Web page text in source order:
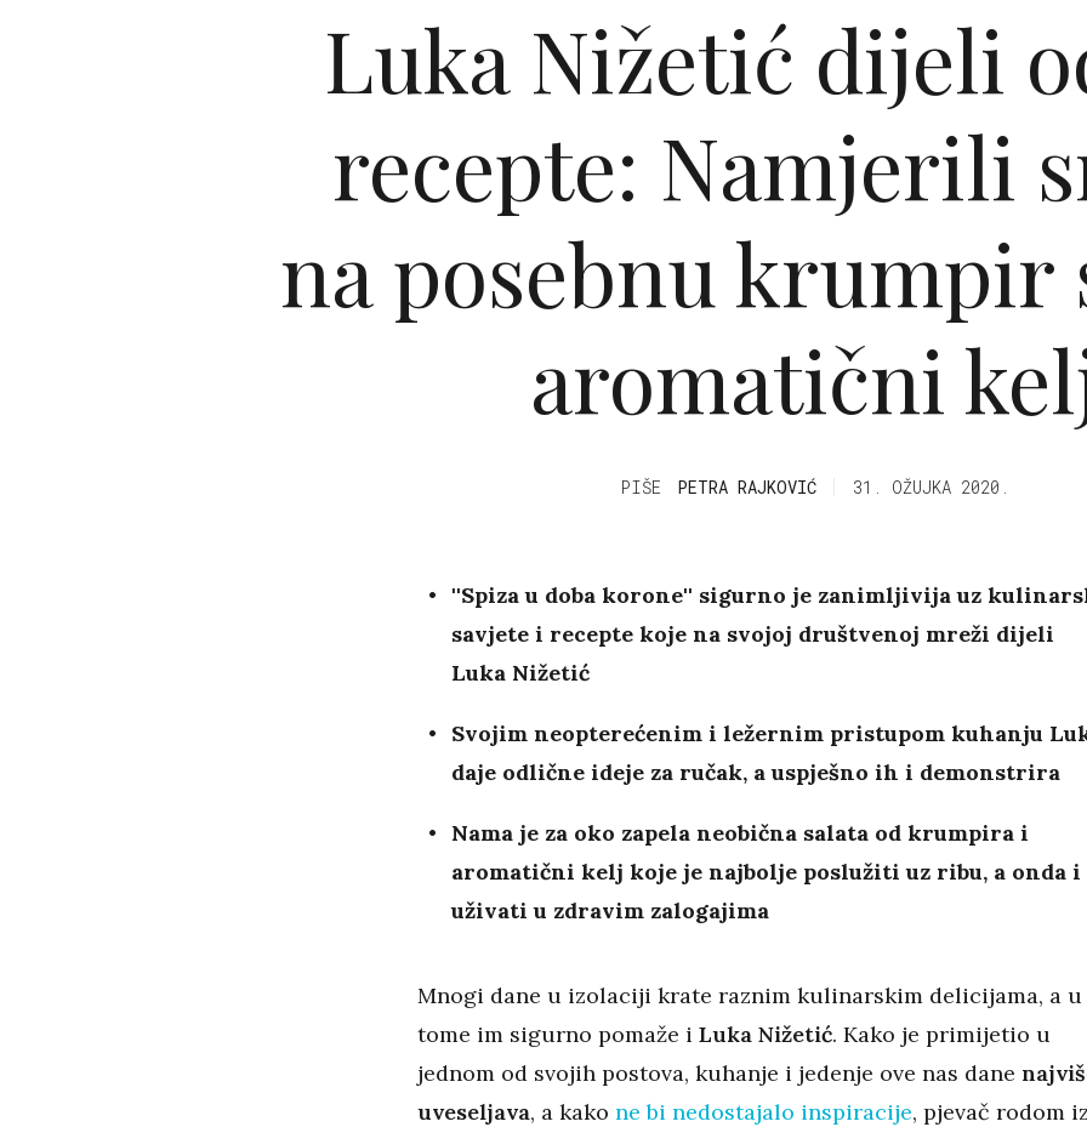
Luka Nižetić dijeli
recepte: Namjerili
na posebnu krumpir
aromatični
PIŠE PETRA RAJKOVIĆ 31. OŽUJKA 2020.
''Spiza u doba korone'' sigurno je zanimljivija uz
savjete i recepte koje na svojoj društvenoj mreži dijeli
Luka Nižetić
Svojim neopterećenim i ležernim pristupom kuhanju
daje odlične ideje za ručak, a uspješno ih i demonstrira
Nama je za oko zapela neobična salata od krumpira i
aromatični kelj koje je najbolje poslužiti uz ribu, a onda i
uživati u zdravim zalogajima
Mnogi dane u izolaciji krate raznim kulinarskim delicijama, a u
tome im sigurno pomaže i Luka Nižetić. Kako je primijetio u
jednom od svojih postova, kuhanje i jedenje ove nas dane
uveseljava, a kako ne bi nedostajalo inspiracije, pjevač rodom iz